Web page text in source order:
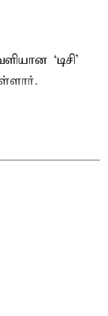
‘டிசி’